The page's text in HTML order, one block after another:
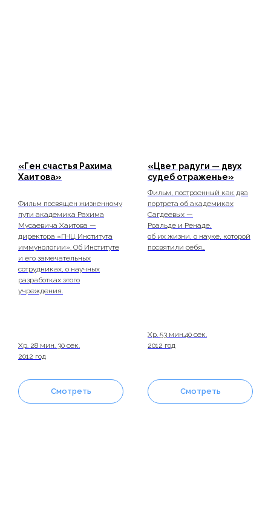
«Ген счастья Рахима
Хаитова»
Фильм посвящен жизненному
пути академика Рахима
Мусаевича Хаитова —
директора «ГНЦ Института
иммунологии». Об Институте
и его замечательных
сотрудниках, о научных
разработках этого
учреждения.
Хр. 28 мин. 30 сек.
2012 год
Смотреть
«Цвет радуги — двух
судеб отраженье»
Фильм, построенный как два
портрета об академиках
Сагдеевых —
Роальде и Ренаде,
об их жизни, о науке, которой
посвятили себя…
Хр. 53 мин.40 сек.
2012 год
Смотреть